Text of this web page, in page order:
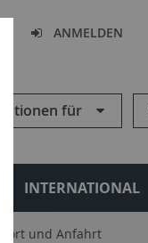
ANMELDEN
für
INTERNATIONAL
und Anfahrt